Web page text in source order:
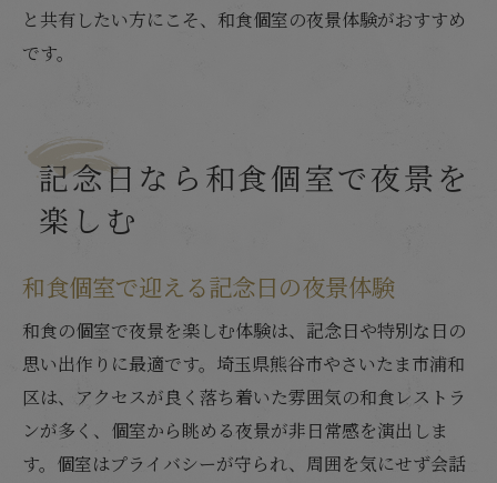
と共有したい方にこそ、和食個室の夜景体験がおすすめ
です。
記念日なら和食個室で夜景を
楽しむ
和食個室で迎える記念日の夜景体験
和食の個室で夜景を楽しむ体験は、記念日や特別な日の
思い出作りに最適です。埼玉県熊谷市やさいたま市浦和
区は、アクセスが良く落ち着いた雰囲気の和食レストラ
ンが多く、個室から眺める夜景が非日常感を演出しま
す。個室はプライバシーが守られ、周囲を気にせず会話